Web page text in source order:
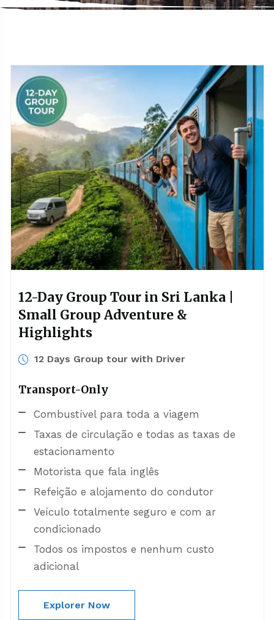
12-Day Group Tour in Sri Lanka |
Small Group Adventure &
Highlights
12 Days Group tour with Driver
Transport-Only
Combustível para toda a viagem
Taxas de circulação e todas as taxas de
estacionamento
Motorista que fala inglês
Refeição e alojamento do condutor
Veículo totalmente seguro e com ar
condicionado
Todos os impostos e nenhum custo
adicional
Explorer Now